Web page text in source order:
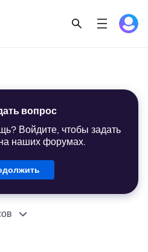
вопрос
Войдите, чтобы задать
наших форумах.